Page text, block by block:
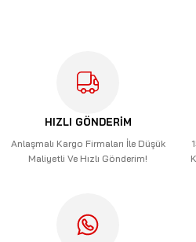
Ürün resmi kalitesiz, bozuk veya
Ürün açıklamasında eksik bilgiler
Ürün bilgilerinde hatalar bulunuyor.
Ürün fiyatı diğer sitelerden daha
HIZLI GÖNDERİM
Anlaşmalı Kargo Firmaları İle Düşük
Maliyetli Ve Hızlı Gönderim!